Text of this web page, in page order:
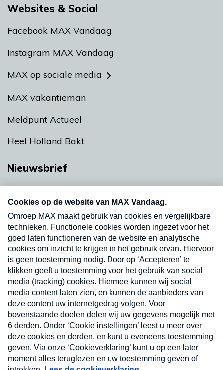
Websites & Social
Facebook MAX Vandaag
Instagram MAX Vandaag
MAX op sociale media
MAX vakantieman
Meldpunt Actueel
Heel Holland Bakt
Nieuwsbrief
nieuwsbrief. Elke vrijdag- en dinsdagochtend in
uw mailbox.
Verzend
Nieuwsbrief
Neem hier een gratis abonnement op onze
nieuwsbrief. Elke vrijdag- en dinsdagochtend in uw